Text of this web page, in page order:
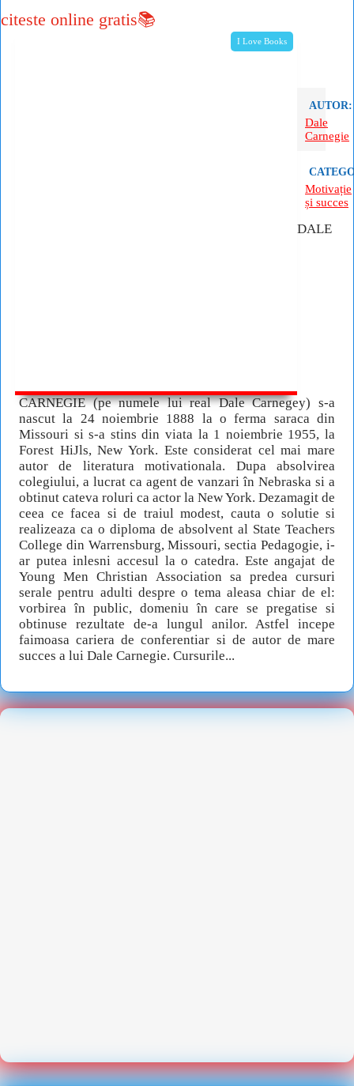
I Love Books
citeste online gratis📚
AUTOR:
Dale
Carnegie
Motivație
și succes
DALE
CARNEGIE (pe numele lui real Dale Carnegey) s-a
nascut la 24 noiembrie 1888 la o ferma saraca din
Missouri si s-a stins din viata la 1 noiembrie 1955, la
Forest HiJls, New York. Este considerat cel mai mare
autor de literatura motivationala. Dupa absolvirea
colegiului, a lucrat ca agent de vanzari în Nebraska si a
obtinut cateva roluri ca actor la New York. Dezamagit de
ceea ce facea si de traiul modest, cauta o solutie si
realizeaza ca o diploma de absolvent al State Teachers
College din Warrensburg, Missouri, sectia Pedagogie, i-
ar putea inlesni accesul la o catedra. Este angajat de
Young Men Christian Association sa predea cursuri
serale pentru adulti despre o tema aleasa chiar de el:
vorbirea în public, domeniu în care se pregatise si
obtinuse rezultate de-a lungul anilor. Astfel incepe
faimoasa cariera de conferentiar si de autor de mare
succes a lui Dale Carnegie. Cursurile...